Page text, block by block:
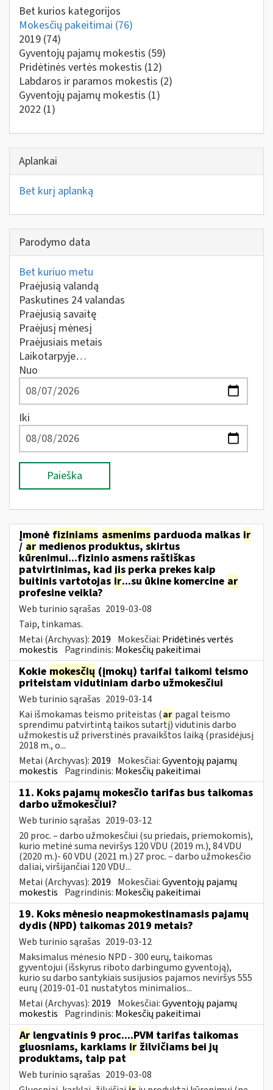
Bet kurios kategorijos
Mokesčių pakeitimai (76)
2019 (74)
Gyventojų pajamų mokestis (59)
Pridėtinės vertės mokestis (12)
Labdaros ir paramos mokestis (2)
Gyventojų pajamų mokestis (1)
2022 (1)
Aplankai
Bet kurį aplanką
Parodymo data
Bet kuriuo metu
Praėjusią valandą
Paskutines 24 valandas
Praėjusią savaitę
Praėjusį mėnesį
Praėjusiais metais
Laikotarpyje…
Nuo
Iki
Paieška
Įmonė fiziniams asmenims parduoda malkas ir
/ ar medienos produktus, skirtus
kūrenimui...fizinio asmens raštiškas
patvirtinimas, kad jis perka prekes kaip
buitinis vartotojas ir...su ūkine komercine ar
profesine veikla?
Web turinio sąrašas 2019-03-08
Taip, tinkamas.
Metai (Archyvas): 2019 Mokesčiai: Pridėtinės vertės
mokestis Pagrindinis: Mokesčių pakeitimai
Kokie mokesčių (įmokų) tarifai taikomi teismo
priteistam vidutiniam darbo užmokesčiui
Web turinio sąrašas 2019-03-14
Kai išmokamas teismo priteistas (ar pagal teismo
sprendimu patvirtintą taikos sutartį) vidutinis darbo
užmokestis už priverstinės pravaikštos laiką (prasidėjusį
2018 m., o...
Metai (Archyvas): 2019 Mokesčiai:Gyventojų pajamų
mokestis Pagrindinis: Mokesčių pakeitimai
11. Koks pajamų mokesčio tarifas bus taikomas
darbo užmokesčiui?
Web turinio sąrašas 2019-03-12
20 proc. – darbo užmokesčiui (su priedais, priemokomis),
kurio metinė suma neviršys 120 VDU (2019 m.), 84 VDU
(2020 m.)- 60 VDU (2021 m.) 27 proc. – darbo užmokesčio
daliai, viršijančiai 120 VDU...
Metai (Archyvas): 2019 Mokesčiai:Gyventojų pajamų
mokestis Pagrindinis: Mokesčių pakeitimai
19. Koks mėnesio neapmokestinamasis pajamų
dydis (NPD) taikomas 2019 metais?
Web turinio sąrašas 2019-03-12
Maksimalus mėnesio NPD - 300 eurų, taikomas
gyventojui (išskyrus riboto darbingumo gyventoją),
kurio su darbo santykiais susijusios pajamos neviršys 555
eurų (2019-01-01 nustatytos minimalios...
Metai (Archyvas): 2019 Mokesčiai:Gyventojų pajamų
mokestis Pagrindinis: Mokesčių pakeitimai
Ar lengvatinis 9 proc....PVM tarifas taikomas
gluosniams, karklams ir žilvičiams bei jų
produktams, taip pat
Web turinio sąrašas 2019-03-08